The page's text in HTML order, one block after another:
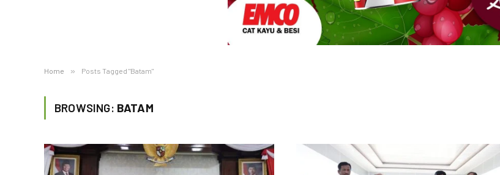
Home » Posts Tagged "Batam"
BROWSING: BATAM